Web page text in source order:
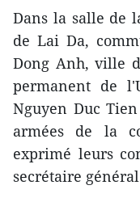
Dans la salle de
de Lai Da,
Dong Anh, ville
permanent de
Nguyen Duc
armées de la
exprimé leurs
secrétaire